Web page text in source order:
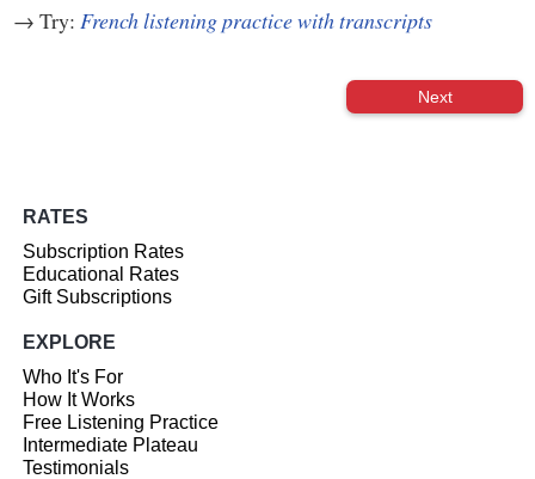
→ Try: French listening practice with transcripts
Next
RATES
Subscription Rates
Educational Rates
Gift Subscriptions
EXPLORE
Who It's For
How It Works
Free Listening Practice
Intermediate Plateau
Testimonials